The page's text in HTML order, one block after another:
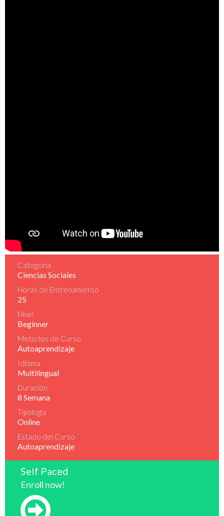
Categorìa
Ciencias Sociales
Horas de Entrenamiento
25
Nivel
Beginner
Metodos de Curso
Autoaprendizaje
Idioma
Multilingual
Duraciòn
8 Semana
Tipología
Online
Estado del Curso
Autoaprendizaje
Self Paced
Enroll now!